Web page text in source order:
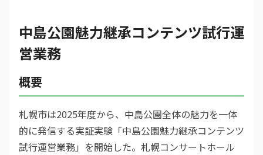
中島公園魅力継承コンテンツ試行運
営業務
概要
札幌市は2025年度から、中島公園全体の魅力を一体
的に発信する実証実験「中島公園魅力継承コンテンツ
試行運営業務」を開始した。札幌コンサートホール